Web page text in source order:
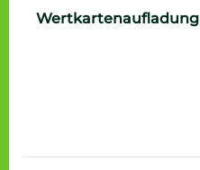
Wertkartenaufladung